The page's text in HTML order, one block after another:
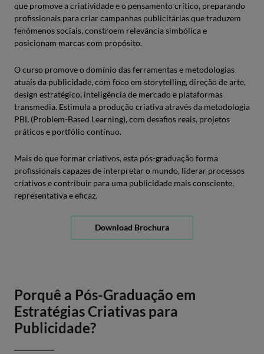
que promove a criatividade e o pensamento crítico, preparando
profissionais para criar campanhas publicitárias que traduzem
fenómenos sociais, constroem relevância simbólica e
posicionam marcas com propósito.
O curso promove o domínio das ferramentas e metodologias
atuais da publicidade, com foco em storytelling, direção de arte,
design estratégico, inteligência de mercado e plataformas
transmedia. Estimula a produção criativa através da metodologia
PBL (Problem-Based Learning), com desafios reais, projetos
práticos e portfólio contínuo.
Mais do que formar criativos, esta pós-graduação forma
profissionais capazes de interpretar o mundo, liderar processos
criativos e contribuir para uma publicidade mais consciente,
representativa e eficaz.
Download Brochura
Porquê a Pós-Graduação em
Estratégias Criativas para
Publicidade?